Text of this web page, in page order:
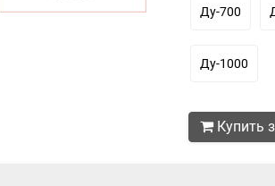
Ду-700
Ду-1000
Купить